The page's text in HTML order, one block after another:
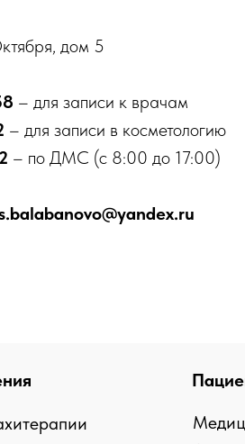
дом 5
– для записи к врачам
– для записи в косметологию
– по ДМС (с 8:00 до 17:00)